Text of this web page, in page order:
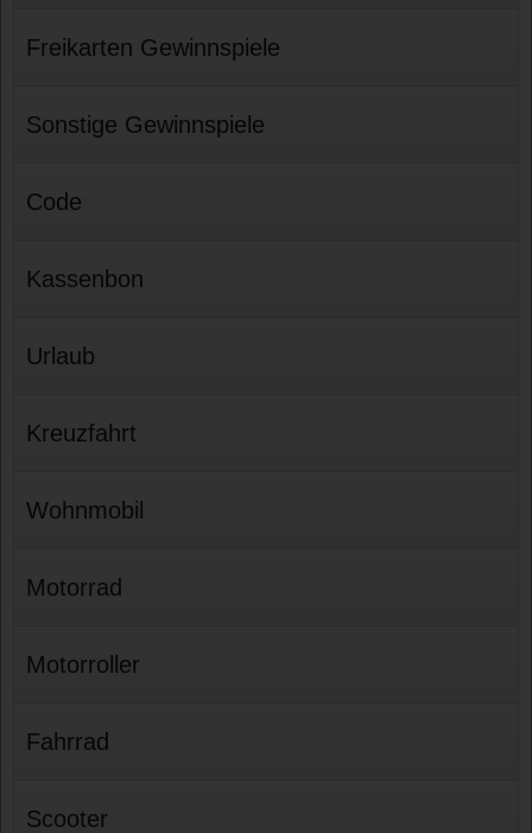
Freikarten Gewinnspiele
Sonstige Gewinnspiele
Code
Kassenbon
Urlaub
Kreuzfahrt
Wohnmobil
Motorrad
Motorroller
Fahrrad
Scooter